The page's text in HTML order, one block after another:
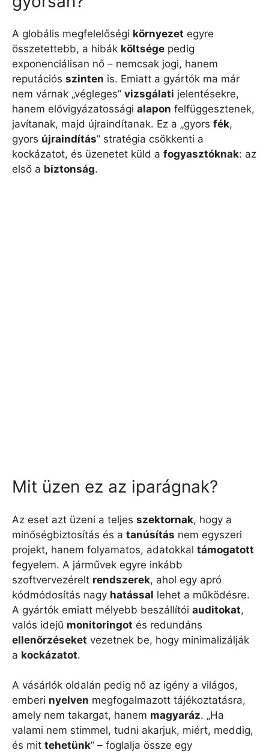
A globális megfelelőségi környezet egyre
összetettebb, a hibák költsége pedig
exponenciálisan nő – nemcsak jogi, hanem
reputációs szinten is. Emiatt a gyártók ma már
nem várnak „végleges” vizsgálati jelentésekre,
hanem elővigyázatossági alapon felfüggesztenek,
javítanak, majd újraindítanak. Ez a „gyors fék,
gyors újraindítás” stratégia csökkenti a
kockázatot, és üzenetet küld a fogyasztóknak: az
első a biztonság.
Mit üzen ez az iparágnak?
Az eset azt üzeni a teljes szektornak, hogy a
minőségbiztosítás és a tanúsítás nem egyszeri
projekt, hanem folyamatos, adatokkal támogatott
fegyelem. A járművek egyre inkább
szoftvervezérelt rendszerek, ahol egy apró
kódmódosítás nagy hatással lehet a működésre.
A gyártók emiatt mélyebb beszállítói auditokat,
valós idejű monitoringot és redundáns
ellenőrzéseket vezetnek be, hogy minimalizálják
a kockázatot.
A vásárlók oldalán pedig nő az igény a világos,
emberi nyelven megfogalmazott tájékoztatásra,
amely nem takargat, hanem magyaráz. „Ha
valami nem stimmel, tudni akarjuk, miért, meddig,
és mit tehetünk” – foglalja össze egy